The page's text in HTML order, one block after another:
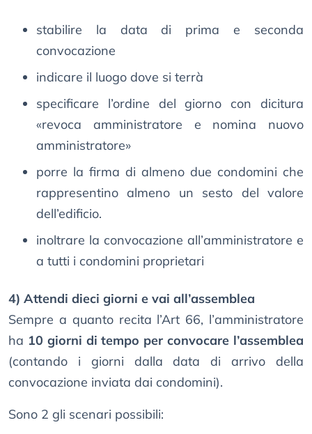
stabilire la data di prima e seconda
convocazione
indicare il luogo dove si terrà
specificare l’ordine del giorno con dicitura
«revoca amministratore e nomina nuovo
amministratore»
porre la firma di almeno due condomini che
rappresentino almeno un sesto del valore
dell’edificio.
inoltrare la convocazione all’amministratore e
a tutti i condomini proprietari
4) Attendi dieci giorni e vai all’assemblea
Sempre a quanto recita l’Art 66, l’amministratore
ha 10 giorni di tempo per convocare l’assemblea
(contando i giorni dalla data di arrivo della
convocazione inviata dai condomini).
Sono 2 gli scenari possibili: